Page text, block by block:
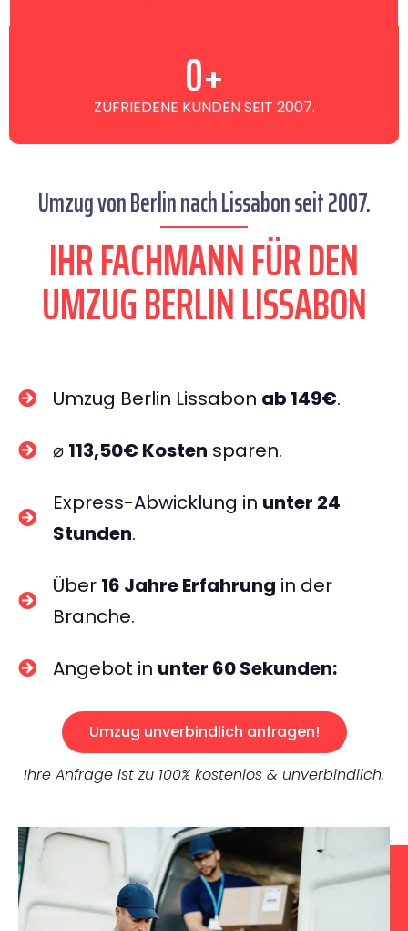
ZUFRIEDENE KUNDEN SEIT 2007.
0+
Umzug von Berlin nach Lissabon seit 2007.
IHR FACHMANN FÜR DEN
UMZUG BERLIN LISSABON
Umzug Berlin Lissabon ab 149€.
⌀ 113,50€ Kosten sparen.
Express-Abwicklung in unter 24
Stunden.
Über 16 Jahre Erfahrung in der
Branche.
Angebot in unter 60 Sekunden:
Umzug unverbindlich anfragen!
Ihre Anfrage ist zu 100% kostenlos & unverbindlich.